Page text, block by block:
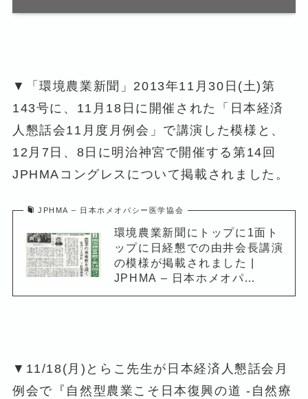
▼「環境農業新聞」2013年11月30日(土)第
143号に、11月18日に開催された「日本経済
人懇話会11月度月例会」で講演した模様と、
12月7日、8日に明治神宮で開催する第14回
JPHMAコングレスについて掲載されました。
JPHMA – 日本ホメオパシー医学協会
環境農業新聞にトップに1面ト
ップに日経懇での由井会長講演
の模様が掲載されました |
JPHMA – 日本ホメオパ…
▼11/18(月)とらこ先生が日本経済人懇話会月
例会で『自然型農業こそ日本復興の道 -自然療